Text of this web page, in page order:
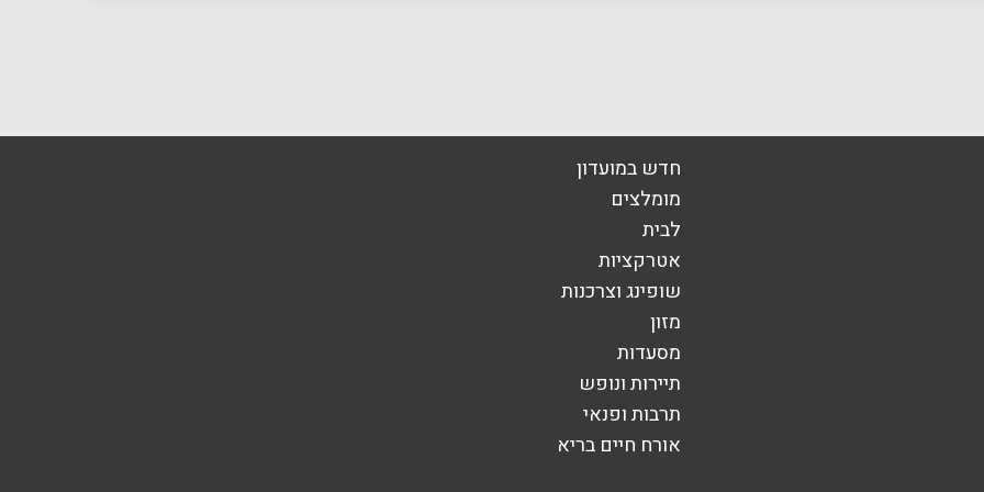
אימייל*
חדש במועדון
מומלצים
לבית
אטרקציות
שופינג וצרכנות
מזון
מסעדות
תיירות ונופש
תרבות ופנאי
אורח חיים בריא